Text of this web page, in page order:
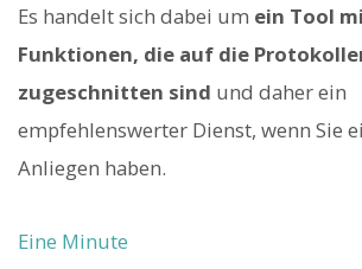
Es handelt sich dabei um ein Tool
Funktionen, die auf die
zugeschnitten sind und daher ein
empfehlenswerter Dienst, wenn Sie
Anliegen haben.
Eine Minute